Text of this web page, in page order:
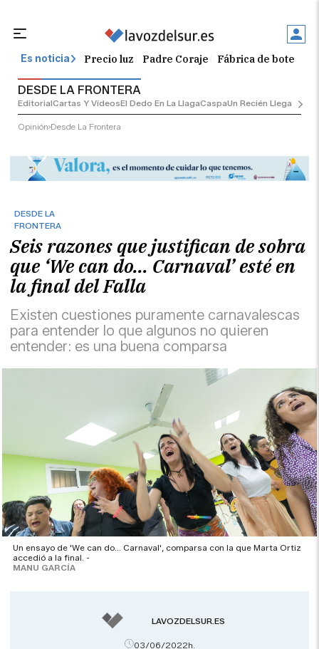
Es noticia Precio luz Padre Coraje Fábrica de botellas
DESDE LA FRONTERA
EditorialCartas Y VídeosEl Dedo En La LlagaCaspaUn Recién Llegado
Opinión Desde La Frontera
DESDE LA
FRONTERA
Seis razones que justifican de sobra
que ‘We can do... Carnaval’ esté en
la final del Falla
Existen cuestiones puramente carnavalescas
para entender lo que algunos no quieren
entender: es una buena comparsa
Un ensayo de 'We can do... Carnaval', comparsa con la que Marta Ortiz
accedió a la final. -
MANU GARCÍA
LAVOZDELSUR.ES
03/06/2022h.